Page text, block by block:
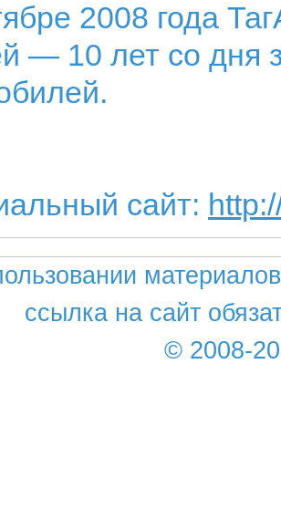
2008 года
— 10 лет со дня
сайт:
ссылка на сайт
© 2008-